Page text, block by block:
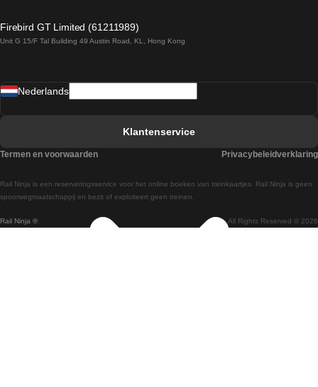
Treinen van Praag naar Wenen
Treinen van Wenen naar Salzburg
Treinen van Wenen naar Praag
Firebird GT Limited (61211989)
Unit G 15/F Tal Building 49 Austin Road, KL, Hong Kong
Rail Ninja ® All Rights Reserved © 2026
Rail Ninja is een reserveringsservice voor het online boeken van treinkaartjes. Rail Ninja is geen
spoorwegmaatschappij en bezit of exploiteert geen treinen.
Nederlands
Klantenservice
Termen en voorwaarden Privacybeleidverklaring